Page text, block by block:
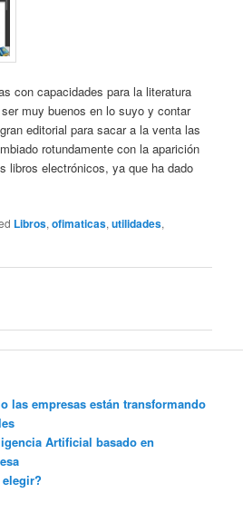
con capacidades para la literatura
muy buenos en lo suyo y contar
editorial para sacar a la venta las
rotundamente con la aparición
libros electrónicos, ya que ha dado
Libros,ofimaticas,utilidades,
las empresas están transformando
Artificial basado en